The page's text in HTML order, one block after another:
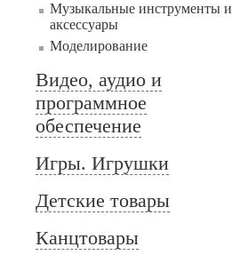
Музыкальные инструменты и
аксессуары
Моделирование
Видео, аудио и
программное
обеспечение
Игры. Игрушки
Детские товары
Канцтовары